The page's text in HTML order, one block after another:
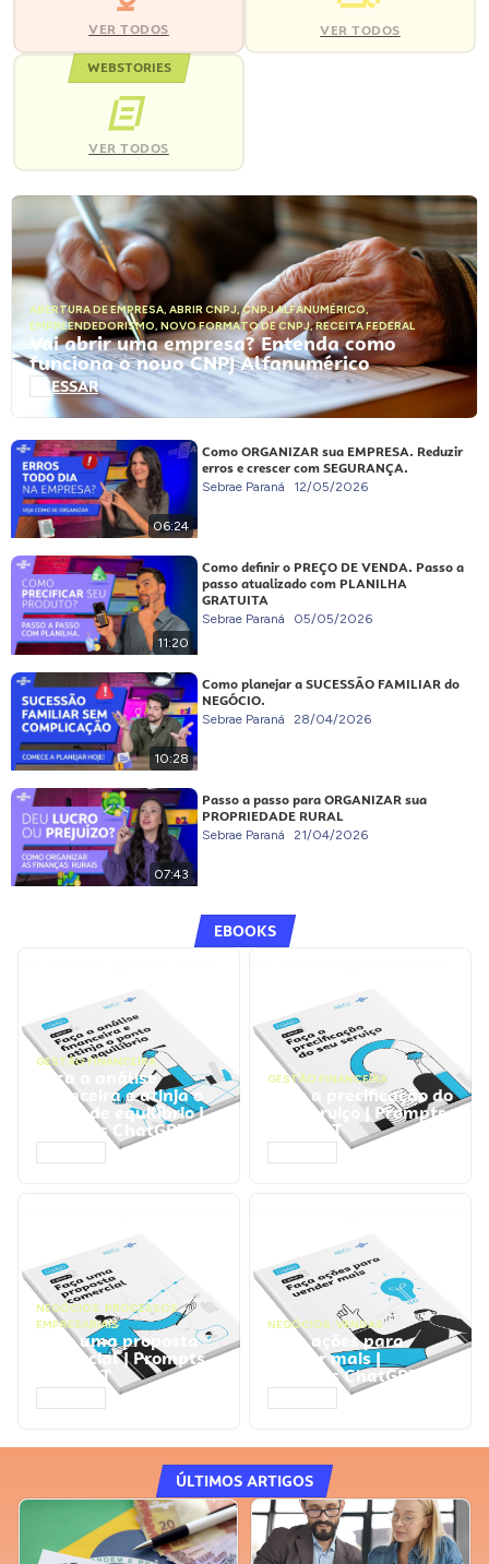
VER TODOS VER TODOS
WEBSTORIES
VER TODOS
ABERTURA DE EMPRESA, ABRIR CNPJ,CNPJ ALFANUMÉRICO,
EMPREENDEDORISMO, NOVO FORMATO DE CNPJ,RECEITA FEDERAL
Vai abrir uma empresa? Entenda como
funciona o novo CNPJ Alfanumérico
ACESSAR
06:24
Como ORGANIZAR sua EMPRESA. Reduzir
erros e crescer com SEGURANÇA.
Sebrae Paraná 12/05/2026
11:20
Como definir o PREÇO DE VENDA. Passo a
passo atualizado com PLANILHA
GRATUITA
Sebrae Paraná 05/05/2026
10:28
Como planejar a SUCESSÃO FAMILIAR do
NEGÓCIO.
Sebrae Paraná 28/04/2026
07:43
Passo a passo para ORGANIZAR sua
PROPRIEDADE RURAL
Sebrae Paraná 21/04/2026
EBOOKS
GESTÃO FINANCEIRA
Faça a análise
financeira e atinja o
ponto de equilíbrio |
Prompts ChatGPT
GESTÃO FINANCEIRA
Faça a precificação do
seu serviço | Prompts
ChatGPT
NEGÓCIOS, PROCESSOS
EMPRESARIAIS
Faça uma proposta
comercial | Prompts
ChatGPT
NEGÓCIOS, VENDAS
Faça ações para
vender mais |
Prompts ChatGPT
ÚLTIMOS ARTIGOS